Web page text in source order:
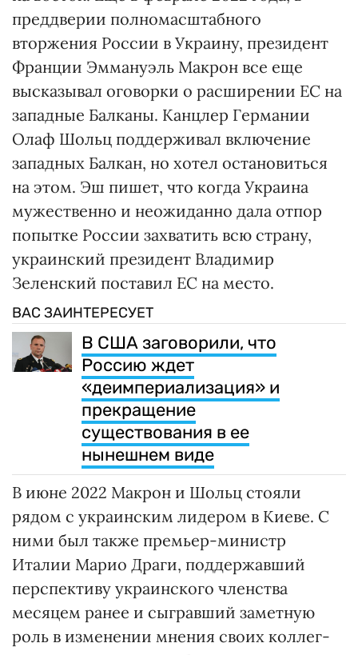
преддверии полномасштабного
вторжения России в Украину, президент
Франции Эммануэль Макрон все еще
высказывал оговорки о расширении ЕС на
западные Балканы. Канцлер Германии
Олаф Шольц поддерживал включение
западных Балкан, но хотел остановиться
на этом. Эш пишет, что когда Украина
мужественно и неожиданно дала отпор
попытке России захватить всю страну,
украинский президент Владимир
Зеленский поставил ЕС на место.
ВАС ЗАИНТЕРЕСУЕТ
В США заговорили, что
Россию ждет
«деимпериализация» и
прекращение
существования в ее
нынешнем виде
В июне 2022 Макрон и Шольц стояли
рядом с украинским лидером в Киеве. С
ними был также премьер-министр
Италии Марио Драги, поддержавший
перспективу украинского членства
месяцем ранее и сыгравший заметную
роль в изменении мнения своих коллег-